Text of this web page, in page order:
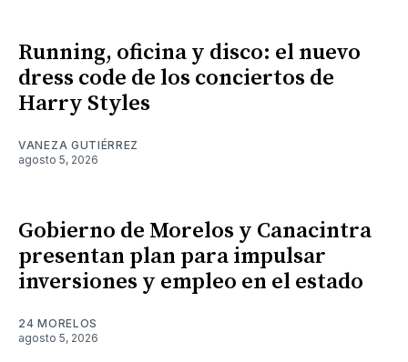
Running, oficina y disco: el nuevo
dress code de los conciertos de
Harry Styles
VANEZA GUTIÉRREZ
agosto 5, 2026
Gobierno de Morelos y Canacintra
presentan plan para impulsar
inversiones y empleo en el estado
24 MORELOS
agosto 5, 2026